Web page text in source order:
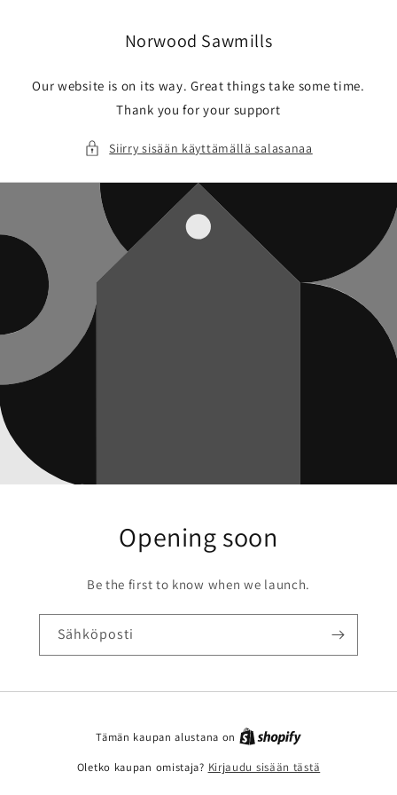
Norwood Sawmills
Our website is on its way. Great things take some time.
Thank you for your support
Siirry sisään käyttämällä salasanaa
Opening soon
Be the first to know when we launch.
Sähköposti
Tämän kaupan alustana on
Oletko kaupan omistaja? Kirjaudu sisään tästä